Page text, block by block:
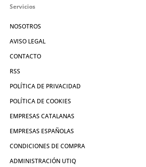
Servicios
NOSOTROS
AVISO LEGAL
CONTACTO
RSS
POLÍTICA DE PRIVACIDAD
POLÍTICA DE COOKIES
EMPRESAS CATALANAS
EMPRESAS ESPAÑOLAS
CONDICIONES DE COMPRA
ADMINISTRACIÓN UTIQ